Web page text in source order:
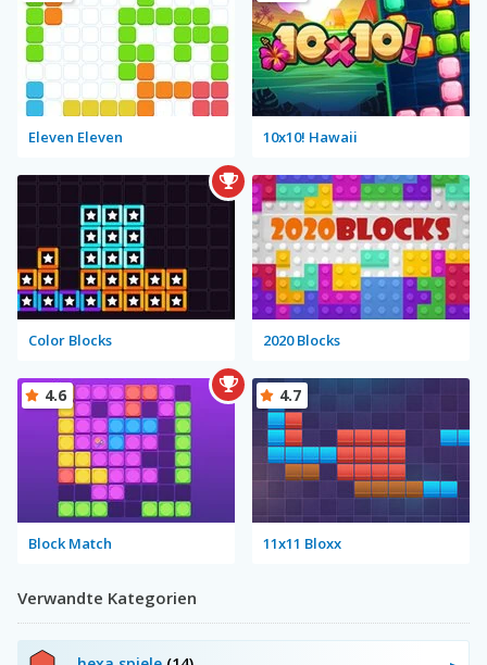
Eleven Eleven 10x10! Hawaii
Color Blocks 2020 Blocks
Block Match
4.6
11x11 Bloxx
4.7
Verwandte Kategorien